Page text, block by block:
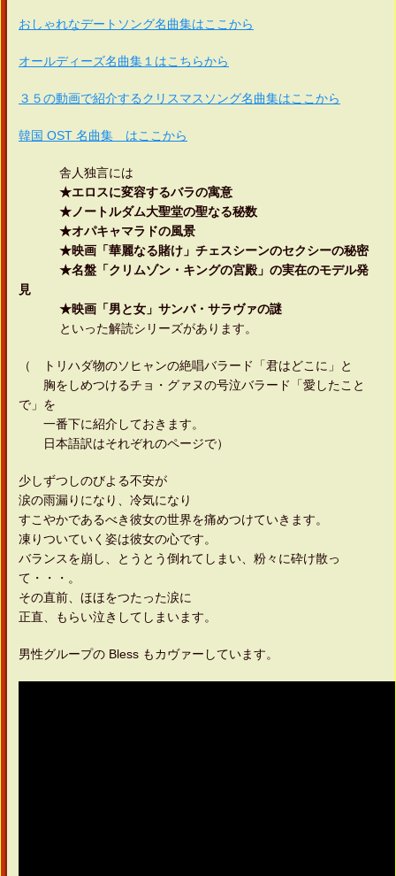
おしゃれなデートソング名曲集はここから
オールディーズ名曲集１はこちらから
３５の動画で紹介するクリスマスソング名曲集はここから
韓国 OST 名曲集 はここから
舎人独言には
★エロスに変容するバラの寓意
★ノートルダム大聖堂の聖なる秘数
★オパキャマラドの風景
★映画「華麗なる賭け」チェスシーンのセクシーの秘密
★名盤「クリムゾン・キングの宮殿」の実在のモデル発
見
★映画「男と女」サンバ・サラヴァの謎
といった解読シリーズがあります。
（ トリハダ物のソヒャンの絶唱バラード「君はどこに」と
胸をしめつけるチョ・グァヌの号泣バラード「愛したこと
で」を
一番下に紹介しておきます。
日本語訳はそれぞれのページで）
少しずつしのびよる不安が
涙の雨漏りになり、冷気になり
すこやかであるべき彼女の世界を痛めつけていきます。
凍りついていく姿は彼女の心です。
バランスを崩し、とうとう倒れてしまい、粉々に砕け散っ
て・・・。
その直前、ほほをつたった涙に
正直、もらい泣きしてしまいます。
男性グループの Bless もカヴァーしています。